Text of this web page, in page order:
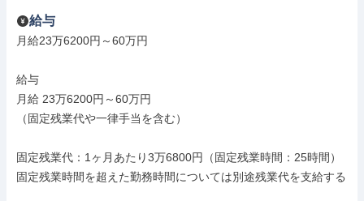
給与
月給23万6200円～60万円
給与
月給 23万6200円～60万円
（固定残業代や一律手当を含む）
固定残業代：1ヶ月あたり3万6800円（固定残業時間：25時間）
固定残業時間を超えた勤務時間については別途残業代を支給する